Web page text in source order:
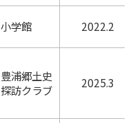
小学館 2022.2
豊浦郷土史
探訪クラブ
2025.3